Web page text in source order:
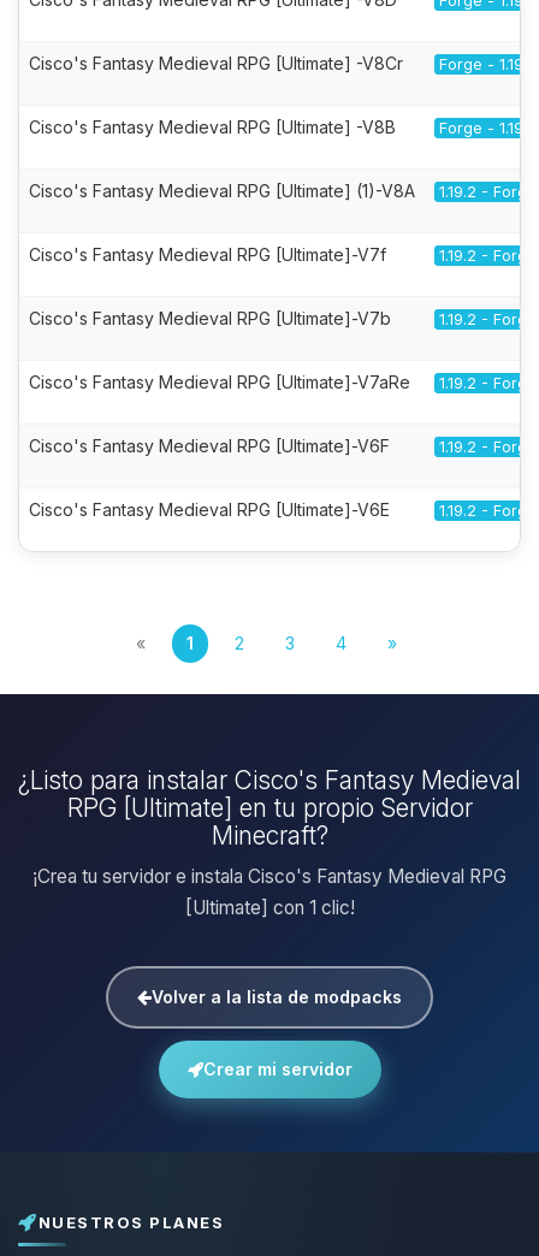
Cisco's Fantasy Medieval RPG [Ultimate] -V8Cr Forge - 1.19.2
Cisco's Fantasy Medieval RPG [Ultimate] -V8B Forge - 1.19.2
Cisco's Fantasy Medieval RPG [Ultimate] (1)-V8A 1.19.2 - Forge
Cisco's Fantasy Medieval RPG [Ultimate]-V7f 1.19.2 - Forge
Cisco's Fantasy Medieval RPG [Ultimate]-V7b 1.19.2 - Forge
Cisco's Fantasy Medieval RPG [Ultimate]-V7aRe 1.19.2 - Forge
Cisco's Fantasy Medieval RPG [Ultimate]-V6F 1.19.2 - Forge
Cisco's Fantasy Medieval RPG [Ultimate]-V6E 1.19.2 - Forge
« 1 2 3 4 »
¿Listo para instalar Cisco's Fantasy Medieval
RPG [Ultimate] en tu propio Servidor
Minecraft?
¡Crea tu servidor e instala Cisco's Fantasy Medieval RPG
[Ultimate] con 1 clic!
Volver a la lista de modpacks
Crear mi servidor
NUESTROS PLANES